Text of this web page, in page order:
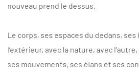
nouveau prend le dessus.
Le corps, ses espaces du dedans,
l’extérieur, avec la nature, avec
ses mouvements, ses élans et ses